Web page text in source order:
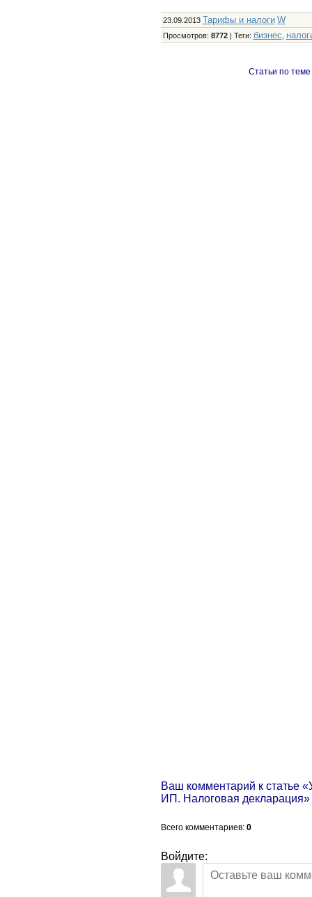
23.09.2013 Тарифы и налоги W
Просмотров: 8772| Теги: бизнес
Статьи по
Ваш комментарий к статье
ИП. Налоговая декларация»
Всего комментариев: 0
Войдите: